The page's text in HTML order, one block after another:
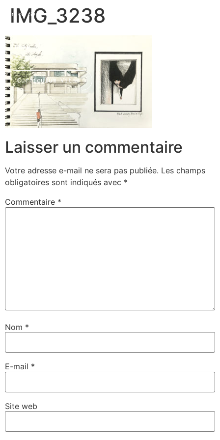
Marion Seigneurin​
Home
Curriculum Vitae
About me
IMG_3238
Laisser un commentaire
Votre adresse e-mail ne sera pas publiée. Les champs
obligatoires sont indiqués avec *
Commentaire *
Nom *
E-mail *
Site web